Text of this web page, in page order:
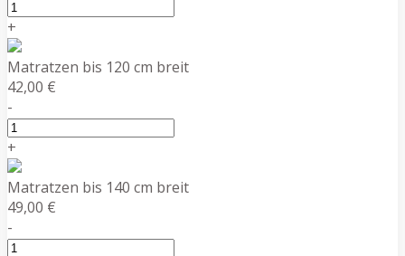
+
Matratzen bis 120 cm breit
42,00 €
-
+
Matratzen bis 140 cm breit
49,00 €
-